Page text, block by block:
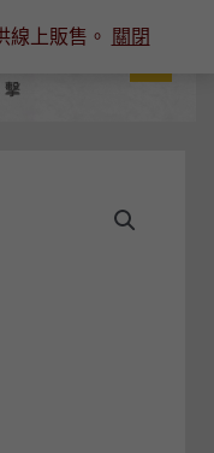
線上販售。 關閉